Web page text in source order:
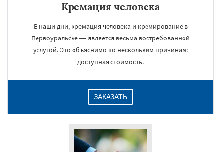
Кремация человека
В наши дни, кремация человека и кремирование в
Первоуральске — является весьма востребованной
услугой. Это объяснимо по нескольким причинам:
доступная стоимость.
ЗАКАЗАТЬ